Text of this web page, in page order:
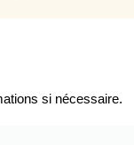
si nécessaire.